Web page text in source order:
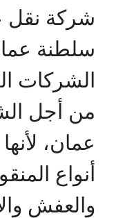
شركة
سلطنة
الشركات
من أجل
عمان،
أنواع
والعفش